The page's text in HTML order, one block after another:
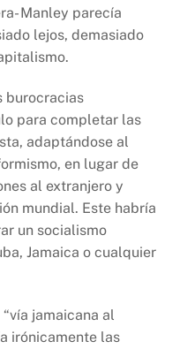
Manley parecía
lejos, demasiado
burocracias
para completar las
adaptándose al
en lugar de
al extranjero y
mundial. Este habría
un socialismo
Jamaica o cualquier
jamaicana al
irónicamente las